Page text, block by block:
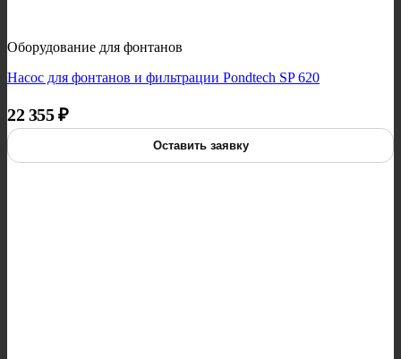
Оборудование для фонтанов
Насос для фонтанов и фильтрации Pondtech SP 620
22 355₽
Оставить заявку